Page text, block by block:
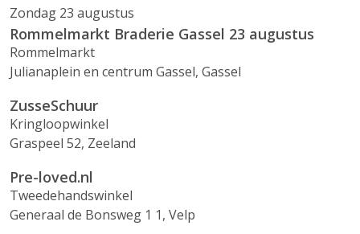
Zondag 23 augustus
Rommelmarkt Braderie Gassel 23 augustus
Rommelmarkt
Julianaplein en centrum Gassel, Gassel
ZusseSchuur
Kringloopwinkel
Graspeel 52, Zeeland
Pre-loved.nl
Tweedehandswinkel
Generaal de Bonsweg 1 1, Velp